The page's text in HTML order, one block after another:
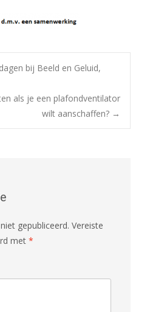
bij Beeld en Geluid,
als je een plafondventilator
wilt aanschaffen? →
gepubliceerd. Vereiste
met *